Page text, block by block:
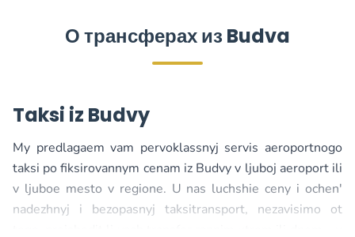
О трансферах из Budva
Taksi iz Budvy
My predlagaem vam pervoklassnyj servis aeroportnogo
taksi po fiksirovannym cenam iz Budvy v ljuboj aeroport ili
v ljuboe mesto v regione. U nas luchshie ceny i ochen'
nadezhnyj i bezopasnyj taksitransport, nezavisimo ot